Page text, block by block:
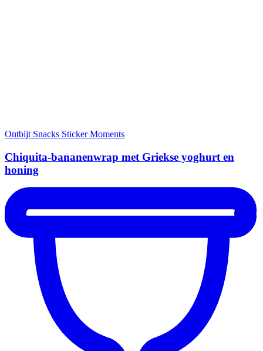
Ontbijt Snacks Sticker Moments
Chiquita-bananenwrap met Griekse yoghurt en
honing